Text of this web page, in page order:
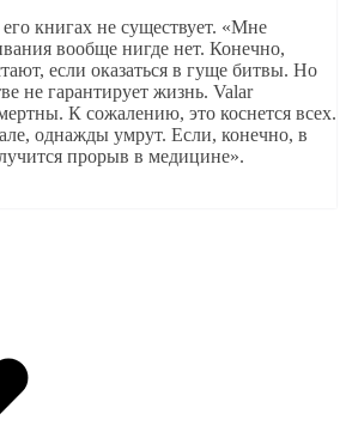
книгах не существует. «Мне
вообще нигде нет. Конечно,
если оказаться в гуще битвы. Но
не гарантирует жизнь. Valar
К сожалению, это коснется всех.
однажды умрут. Если, конечно, в
прорыв в медицине».